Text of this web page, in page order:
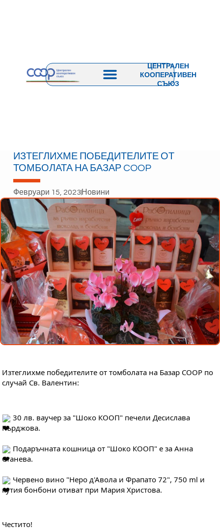
ЦЕНТРАЛЕН
КООПЕРАТИВЕН
СЪЮЗ
ИЗТЕГЛИХМЕ ПОБЕДИТЕЛИТЕ ОТ
ТОМБОЛАТА НА БАЗАР COOP
Февруари 15, 2023Новини
Изтеглихме победителите от томболата на Базар COOP по
случай Св. Валентин:
30 лв. ваучер за "Шоко КООП" печели Десислава
Кърджова.
Подаръчната кошница от "Шоко КООП" е за Анна
Станева.
Червено вино "Неро д'Авола и Фрапато 72", 750 ml и
кутия бонбони отиват при Мария Христова.
Честито!